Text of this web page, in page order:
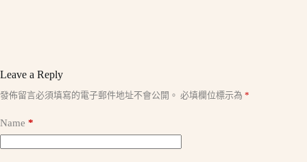
Leave a Reply
發佈留言必須填寫的電子郵件地址不會公開。 必填欄位標示為 *
Name *
A
t